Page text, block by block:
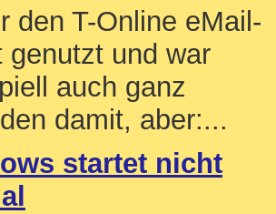
den T-Online eMail-
genutzt und war
auch ganz
damit, aber:...
startet nicht